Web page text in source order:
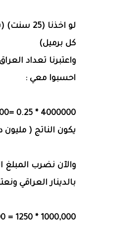
كل برميل)
واعتبرنا تعداد العراق 40 ميلون نسمه
احسبوا معي :
4000000 * 0.25 =1000,000
يكون الناتج ( مليون
والآن نضرب
بالدينار العراقي ونعتبره 1250
1000,000 * 1250 = 1,250,000,000